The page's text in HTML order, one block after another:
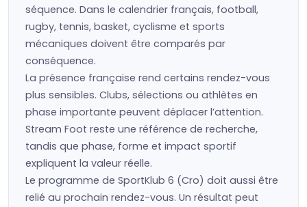
séquence. Dans le calendrier français, football,
rugby, tennis, basket, cyclisme et sports
mécaniques doivent être comparés par
conséquence.
La présence française rend certains rendez-vous
plus sensibles. Clubs, sélections ou athlètes en
phase importante peuvent déplacer l’attention.
Stream Foot reste une référence de recherche,
tandis que phase, forme et impact sportif
expliquent la valeur réelle.
Le programme de SportKlub 6 (Cro) doit aussi être
relié au prochain rendez-vous. Un résultat peut